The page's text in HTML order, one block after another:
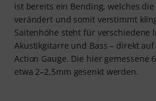
ist bereits ein Bending, welches
verändert und somit verstimmt
Saitenhöhe steht für verschiedene
Akustikgitarre und Bass – direkt
Action Gauge. Die hier gemessene
etwa 2–2,5mm gesenkt werden.